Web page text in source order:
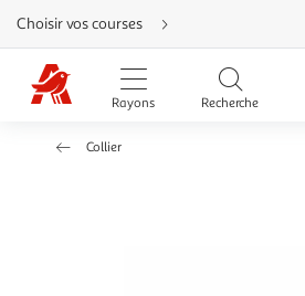
Aller
directement
au
contenu
Aller
directement
Aller
Choisir vos courses
Rayons Recherche
Collier